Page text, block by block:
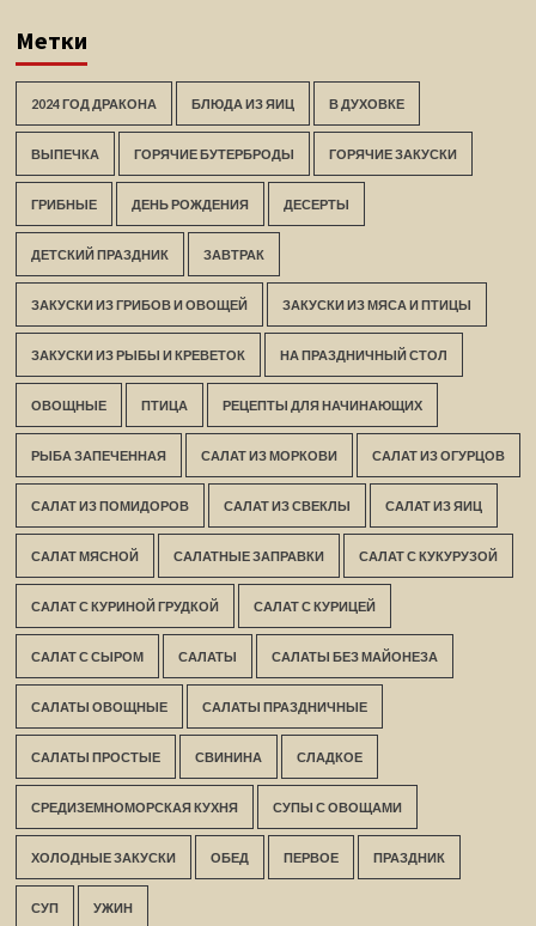
Метки
2024 ГОД ДРАКОНА БЛЮДА ИЗ ЯИЦ В ДУХОВКЕ
ВЫПЕЧКА ГОРЯЧИЕ БУТЕРБРОДЫ ГОРЯЧИЕ ЗАКУСКИ
ГРИБНЫЕ ДЕНЬ РОЖДЕНИЯ ДЕСЕРТЫ
ДЕТСКИЙ ПРАЗДНИК ЗАВТРАК
ЗАКУСКИ ИЗ ГРИБОВ И ОВОЩЕЙ ЗАКУСКИ ИЗ МЯСА И ПТИЦЫ
ЗАКУСКИ ИЗ РЫБЫ И КРЕВЕТОК НА ПРАЗДНИЧНЫЙ СТОЛ
ОВОЩНЫЕ ПТИЦА РЕЦЕПТЫ ДЛЯ НАЧИНАЮЩИХ
РЫБА ЗАПЕЧЕННАЯ САЛАТ ИЗ МОРКОВИ САЛАТ ИЗ ОГУРЦОВ
САЛАТ ИЗ ПОМИДОРОВ САЛАТ ИЗ СВЕКЛЫ САЛАТ ИЗ ЯИЦ
САЛАТ МЯСНОЙ САЛАТНЫЕ ЗАПРАВКИ САЛАТ С КУКУРУЗОЙ
САЛАТ С КУРИНОЙ ГРУДКОЙ САЛАТ С КУРИЦЕЙ
САЛАТ С СЫРОМ САЛАТЫ САЛАТЫ БЕЗ МАЙОНЕЗА
САЛАТЫ ОВОЩНЫЕ САЛАТЫ ПРАЗДНИЧНЫЕ
САЛАТЫ ПРОСТЫЕ СВИНИНА СЛАДКОЕ
СРЕДИЗЕМНОМОРСКАЯ КУХНЯ СУПЫ С ОВОЩАМИ
ХОЛОДНЫЕ ЗАКУСКИ ОБЕД ПЕРВОЕ ПРАЗДНИК
СУП УЖИН